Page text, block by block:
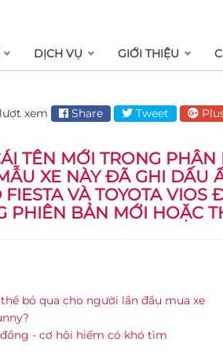
DỊCH VỤ GIỚI THIỆU
xem Share Tweet
TÊN MỚI TRONG
XE NÀY ĐÃ GHI DẤU
VÀ TOYOTA VIOS
PHIÊN BẢN MỚI HOẶC
bỏ qua cho người lần đầu mua xe
- cơ hội hiếm có khó tìm